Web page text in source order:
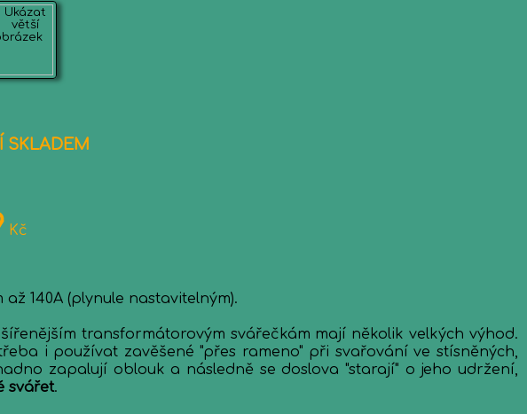
SKLADEM
Kč
140A (plynule nastavitelným).
transformátorovým svářečkám mají několik velkých výhod.
i používat zavěšené "přes rameno" při svařování ve stísněných,
zapalují oblouk a následně se doslova "starají" o jeho udržení,
svářet.